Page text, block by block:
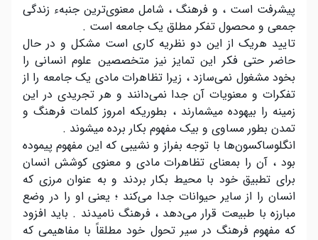
پیشرفت است ، و فرهنگ ، شامل معنوی‌ترین جنبهء زندگی
جمعی و محصول تفکر مطلق یک جامعه است .
تایید هریک از این دو نظریه کاری است مشکل و در حال
حاضر حتی فکر این تمایز نیز متخصصین علوم انسانی را
بخود مشغول نمی‌سازد ، زیرا تظاهرات مادی یک جامعه را از
تفکرات و معنویات آن جدا نمی‌دانند و هر تجریدی در این
زمینه را بیهوده میشمارند ، بطوریکه امروز کلمات فرهنگ و
تمدن بطور مساوی و بیک مفهوم بکار برده میشوند .
انگلوساکسون‌ها با توجه بفراز و نشیبی که این مفهوم پیموده
بود ، آن را بمعنای تظاهرات مادی و معنوی کوشش انسان
برای تطبیق خود با محیط بکار بردند و به عنوان مرزی که
انسان را از سایر حیوانات جدا می‌کند ؛ یعنی او را در وضع
مبارزه با طبیعت قرار می‌دهد ، فرهنگ نامیدند . باید افزود
که مفهوم فرهنگ در سیر تحول خود مطلقاً با مفاهیمی که